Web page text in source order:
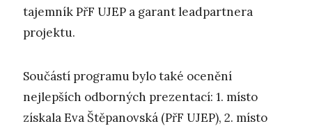
tajemník PřF UJEP a garant leadpartnera
projektu.
Součástí programu bylo také ocenění
nejlepších odborných prezentací: 1. místo
získala Eva Štěpanovská (PřF UJEP), 2. místo